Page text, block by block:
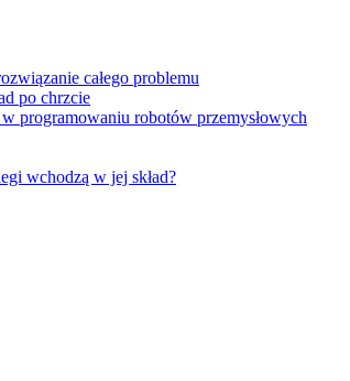
całego problemu
po chrzcie
programowaniu robotów przemysłowych
wchodzą w jej skład?